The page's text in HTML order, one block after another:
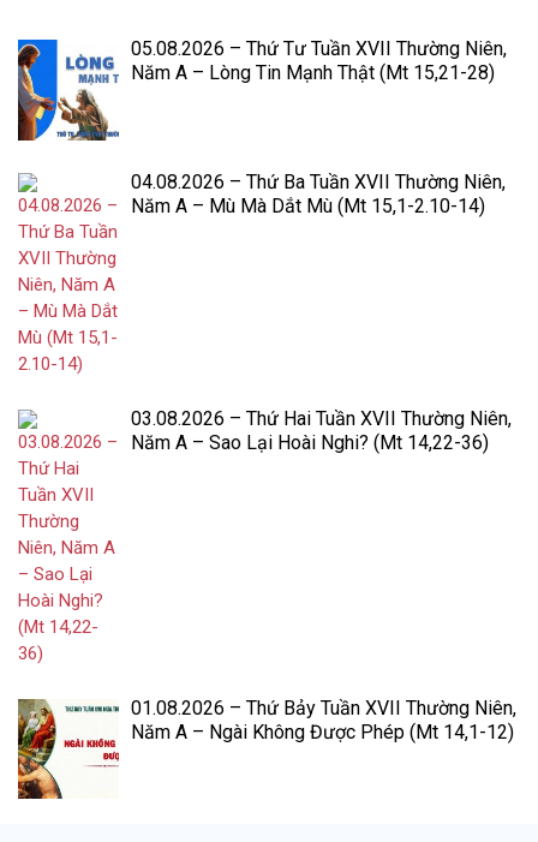
05.08.2026 – Thứ Tư Tuần XVII Thường Niên,
Năm A – Lòng Tin Mạnh Thật (Mt 15,21-28)
04.08.2026 – Thứ Ba Tuần XVII Thường Niên,
Năm A – Mù Mà Dắt Mù (Mt 15,1-2.10-14)
03.08.2026 – Thứ Hai Tuần XVII Thường Niên,
Năm A – Sao Lại Hoài Nghi? (Mt 14,22-36)
01.08.2026 – Thứ Bảy Tuần XVII Thường Niên,
Năm A – Ngài Không Được Phép (Mt 14,1-12)